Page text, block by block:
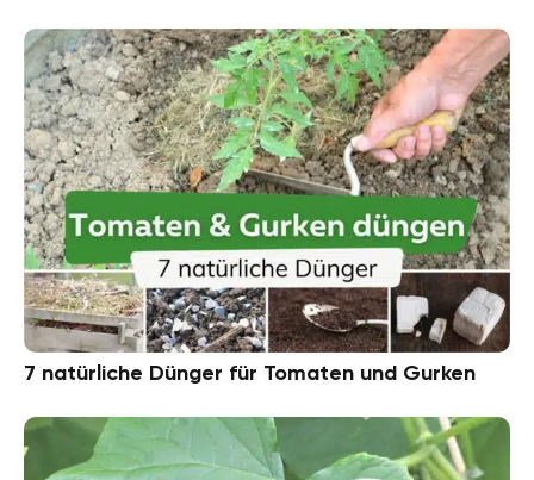
7 natürliche Dünger für Tomaten und Gurken